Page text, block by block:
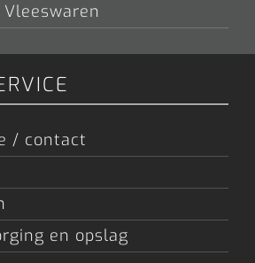
Klantenservice / contact
en opslag